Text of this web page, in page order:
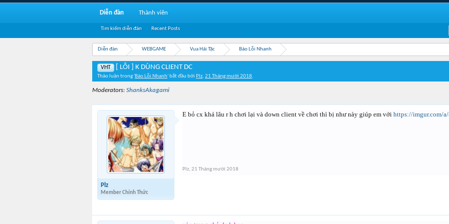
Diễn đàn WEBGAME Vua Hải Tặc Báo Lỗi Nhanh
VHT [ LỖI ] K DÙNG CLIENT DC
Thảo luận trong 'Báo Lỗi Nhanh' bắt đầu bởi Plz, 21 Tháng mười 2018.
Moderators: ShanksAkagami
Plz
Member Chính Thức
E bỏ cx khá lâu r h chơi lại và down client về chơi thì bị như này giúp em với https://imgur.com/
Plz, 21 Tháng mười 2018
Diễn đàn
Tìm kiếm diễn đàn Recent Posts
Thành viên